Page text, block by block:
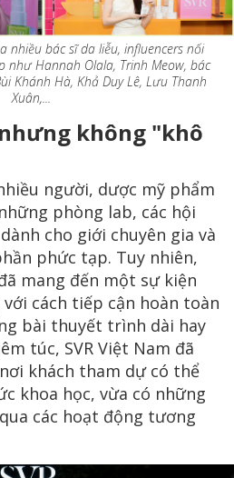
nhiều bác sĩ da liễu, influencers nối
như Hannah Olala, Trinh Meow, bác
Khánh Hà, Khả Duy Lê, Lưu Thanh
Xuân,...
không "khô
người, dược mỹ phẩm
phòng lab, các hội
cho giới chuyên gia và
phức tạp. Tuy nhiên,
mang đến một sự kiện
cách tiếp cận hoàn toàn
bài thuyết trình dài hay
túc, SVR Việt Nam đã
khách tham dự có thể
khoa học, vừa có những
các hoạt động tương